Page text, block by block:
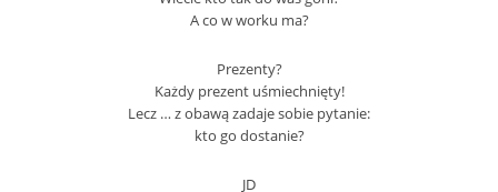
A co w worku ma?
Prezenty?
Każdy prezent uśmiechnięty!
Lecz … z obawą zadaje sobie pytanie:
kto go dostanie?
JD